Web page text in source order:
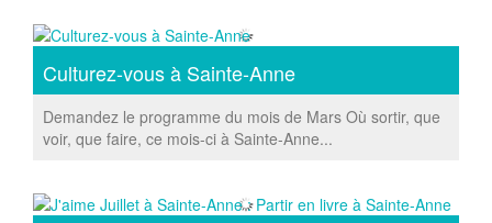
Culturez-vous à Sainte-Anne
Demandez le programme du mois de Mars Où sortir, que
voir, que faire, ce mois-ci à Sainte-Anne...